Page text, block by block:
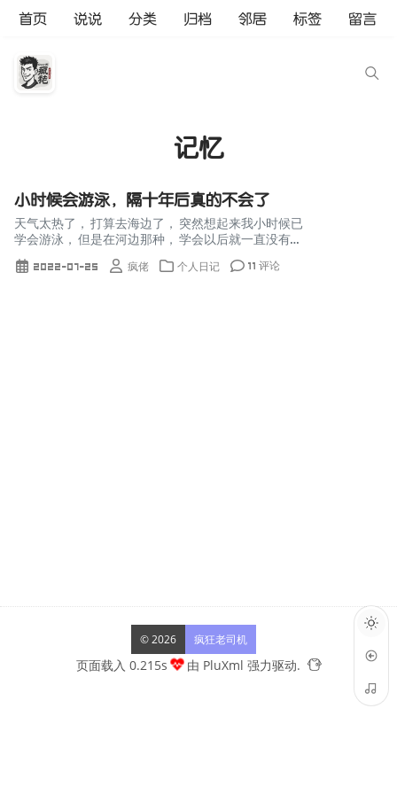
首页 说说 分类 归档 邻居 标签 留言
记忆
小时候会游泳，隔十年后真的不会了
天气太热了， 打算去海边了， 突然想起来我小时候已
学会游泳， 但是在河边那种， 学会以后就一直没有下
过水了.. 隔十年后我还会游泳吗？ 到了目的地，下
水， 我去 这海水... 阅读更多 小时候会游泳，...
2022-07-25 疯佬 个人日记 11 评论
© 2026 疯狂老司机
页面载入 0.215s 由 PluXml 强力驱动.